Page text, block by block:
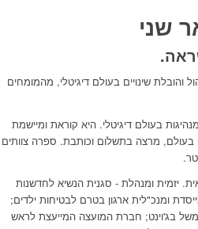
שני
והובלת שינויים בעולם דיגיטלי, מהמומחים
בעולם דיגיטלי. היא קוראת ומיישמת
בעולם, מרצה בתשלום וכותבת. ספרה צוותים
יזמית ומנהלת - סגנית הנשיא לחדשנות
ומנכ"לית ארגון בטרם לבטיחות ילדים;
בג'וינט; חברת המועצה המייעצת לראש